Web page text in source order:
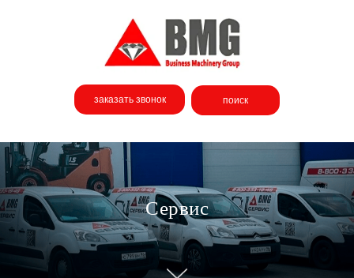
заказать звонок поиск
Сервис